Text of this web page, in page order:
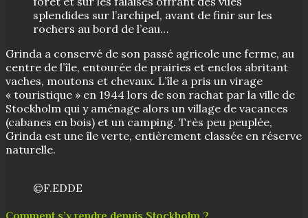
splendides sur l’archipel, avant de finir sur les
rochers au bord de l’eau…
Grinda a conservé de son passé agricole une ferme, au
centre de l’île, entourée de prairies et enclos abritant
vaches, moutons et chevaux. L’île a pris un virage
« touristique » en 1944 lors de son rachat par la ville de
Stockholm qui y aménage alors un village de vacances
(cabanes en bois) et un camping. Très peu peuplée,
Grinda est une île verte, entièrement classée en réserve
naturelle.
©F.EDDE